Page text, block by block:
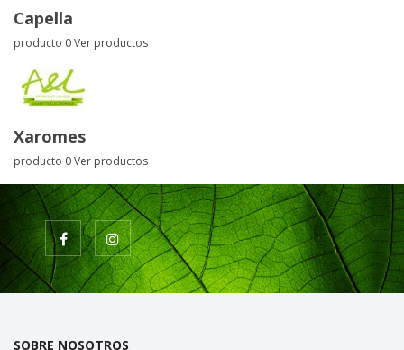
Capella
producto 0Ver productos
Xaromes
producto 0Ver productos
SOBRE NOSOTROS